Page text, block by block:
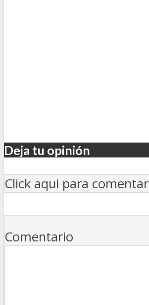
Deja tu opinión
Click aqui para comentar
Comentario